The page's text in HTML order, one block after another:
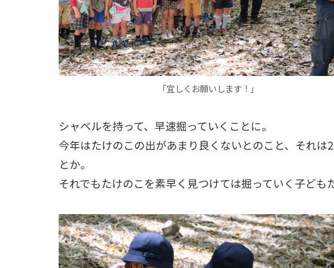
｢宜しくお願いします！｣
シャベルを持って、早速掘っていくことに。
今年はたけのこの出があまり良くないとのこと、それ
とか。
それでもたけのこを素早く見つけては掘っていく子ども